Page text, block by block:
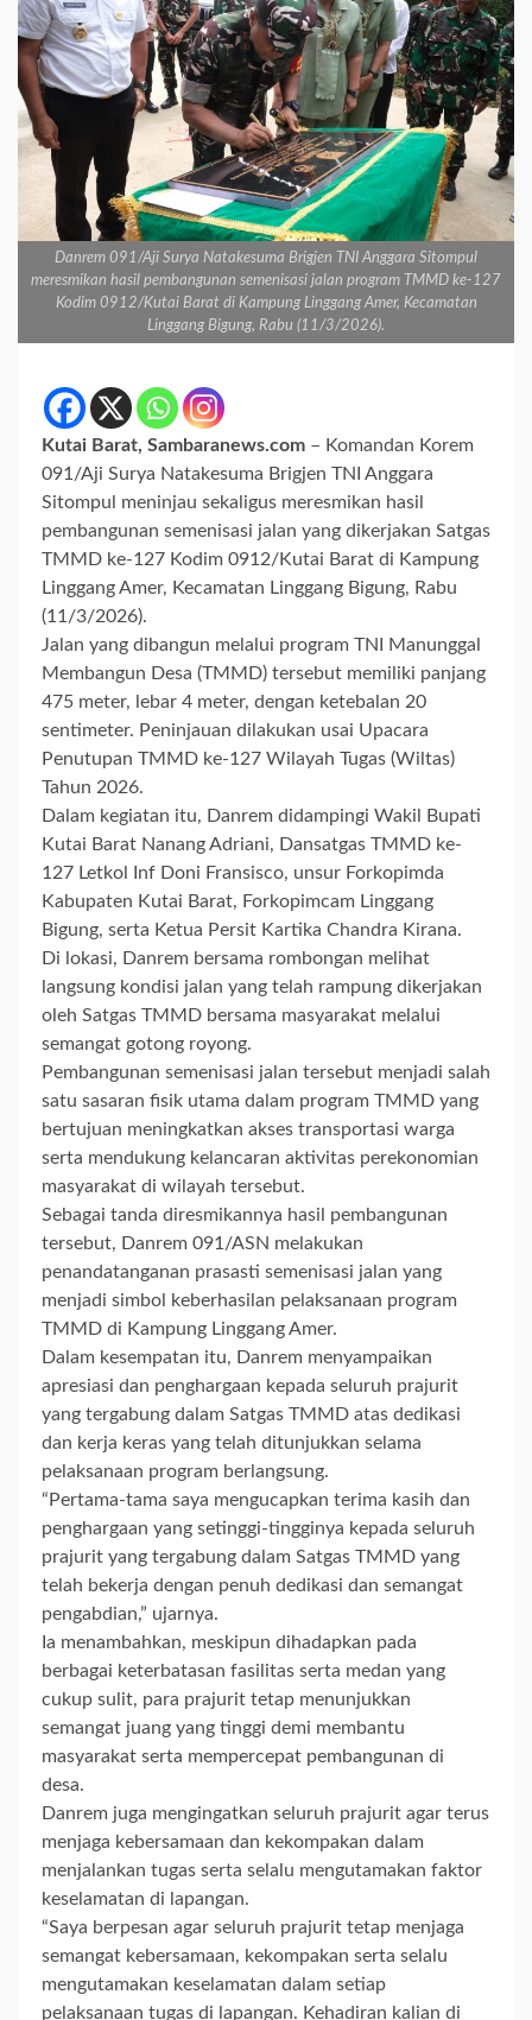
Danrem 091/Aji Surya Natakesuma Brigjen TNI Anggara Sitompul
meresmikan hasil pembangunan semenisasi jalan program TMMD ke-127
Kodim 0912/Kutai Barat di Kampung Linggang Amer, Kecamatan
Linggang Bigung, Rabu (11/3/2026).
Kutai Barat, Sambaranews.com – Komandan Korem
091/Aji Surya Natakesuma Brigjen TNI Anggara
Sitompul meninjau sekaligus meresmikan hasil
pembangunan semenisasi jalan yang dikerjakan Satgas
TMMD ke-127 Kodim 0912/Kutai Barat di Kampung
Linggang Amer, Kecamatan Linggang Bigung, Rabu
(11/3/2026).
Jalan yang dibangun melalui program TNI Manunggal
Membangun Desa (TMMD) tersebut memiliki panjang
475 meter, lebar 4 meter, dengan ketebalan 20
sentimeter. Peninjauan dilakukan usai Upacara
Penutupan TMMD ke-127 Wilayah Tugas (Wiltas)
Tahun 2026.
Dalam kegiatan itu, Danrem didampingi Wakil Bupati
Kutai Barat Nanang Adriani, Dansatgas TMMD ke-
127 Letkol Inf Doni Fransisco, unsur Forkopimda
Kabupaten Kutai Barat, Forkopimcam Linggang
Bigung, serta Ketua Persit Kartika Chandra Kirana.
Di lokasi, Danrem bersama rombongan melihat
langsung kondisi jalan yang telah rampung dikerjakan
oleh Satgas TMMD bersama masyarakat melalui
semangat gotong royong.
Pembangunan semenisasi jalan tersebut menjadi salah
satu sasaran fisik utama dalam program TMMD yang
bertujuan meningkatkan akses transportasi warga
serta mendukung kelancaran aktivitas perekonomian
masyarakat di wilayah tersebut.
Sebagai tanda diresmikannya hasil pembangunan
tersebut, Danrem 091/ASN melakukan
penandatanganan prasasti semenisasi jalan yang
menjadi simbol keberhasilan pelaksanaan program
TMMD di Kampung Linggang Amer.
Dalam kesempatan itu, Danrem menyampaikan
apresiasi dan penghargaan kepada seluruh prajurit
yang tergabung dalam Satgas TMMD atas dedikasi
dan kerja keras yang telah ditunjukkan selama
pelaksanaan program berlangsung.
“Pertama-tama saya mengucapkan terima kasih dan
penghargaan yang setinggi-tingginya kepada seluruh
prajurit yang tergabung dalam Satgas TMMD yang
telah bekerja dengan penuh dedikasi dan semangat
pengabdian,” ujarnya.
Ia menambahkan, meskipun dihadapkan pada
berbagai keterbatasan fasilitas serta medan yang
cukup sulit, para prajurit tetap menunjukkan
semangat juang yang tinggi demi membantu
masyarakat serta mempercepat pembangunan di
desa.
Danrem juga mengingatkan seluruh prajurit agar terus
menjaga kebersamaan dan kekompakan dalam
menjalankan tugas serta selalu mengutamakan faktor
keselamatan di lapangan.
“Saya berpesan agar seluruh prajurit tetap menjaga
semangat kebersamaan, kekompakan serta selalu
mengutamakan keselamatan dalam setiap
pelaksanaan tugas di lapangan. Kehadiran kalian di